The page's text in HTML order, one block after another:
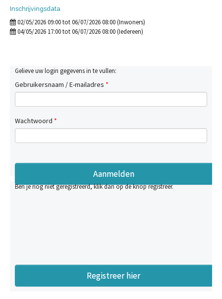
Inschrijvingsdata
02/05/2026 09:00 tot 06/07/2026 08:00 (Inwoners)
04/05/2026 17:00 tot 06/07/2026 08:00 (Iedereen)
Gelieve uw login gegevens in te vullen:
Gebruikersnaam / E-mailadres *
Wachtwoord *
Ben je nog niet geregistreerd, klik dan op de knop registreer.
Registreer hier